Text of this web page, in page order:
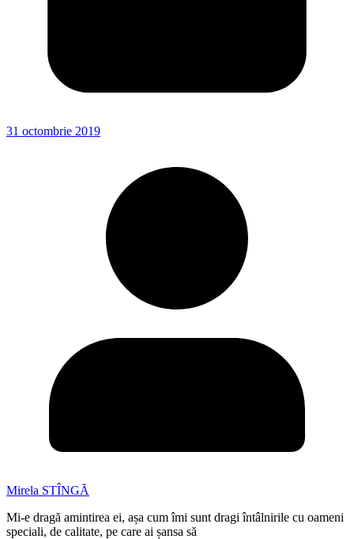
31 octombrie 2019
Mirela STÎNGĂ
Mi-e dragă amintirea ei, așa cum îmi sunt dragi întâlnirile cu oameni
speciali, de calitate, pe care ai șansa să